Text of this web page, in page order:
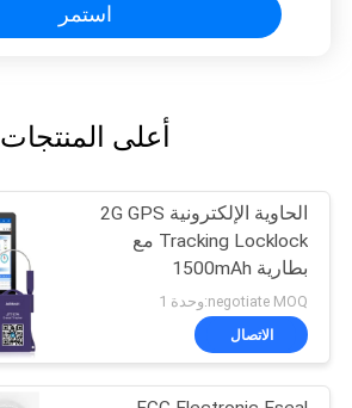
استمر
أعلى المنتجات
الحاوية الإلكترونية 2G GPS
Tracking Locklock مع
بطارية 1500mAh
negotiate MOQ:وحدة 1
الاتصال